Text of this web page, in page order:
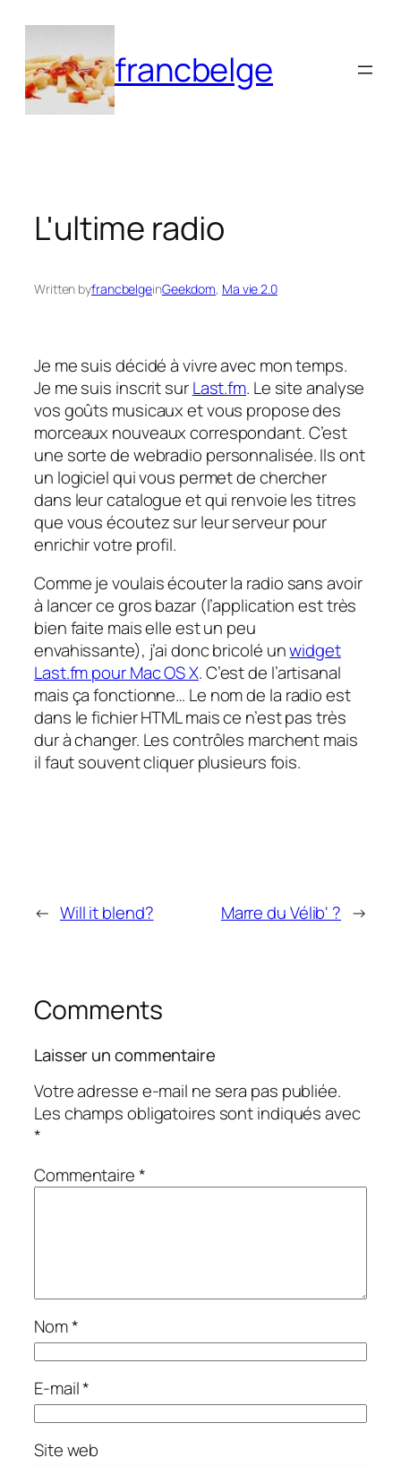
contenu
francbelge
L'ultime radio
Written byfrancbelgeinGeekdom, Ma vie 2.0
Je me suis décidé à vivre avec mon temps.
Je me suis inscrit surLast.fm. Le site analyse
vos goûts musicaux et vous propose des
morceaux nouveaux correspondant. C’est
une sorte dewebradio personnalisée. Ils ont
un logiciel qui vous permet de chercher
dans leur catalogue et qui renvoie les titres
que vous écoutez sur leur serveur pour
enrichir votre profil.
Comme je voulais écouter la radio sans avoir
à lancer ce gros bazar (l’application est très
bien faite mais elle est un peu
envahissante), j’ai donc bricolé unwidget
Last.fm pour Mac OS X. C’est de l’artisanal
mais ça fonctionne… Le nom de la radio est
dans le fichier HTML mais ce n’est pas très
dur à changer. Les contrôles marchent mais
il faut souvent cliquer plusieurs fois.
← Will it blend? Marre du Vélib' ? →
Comments
Laisser un commentaire
Votre adresse e-mail ne sera pas publiée.
Les champs obligatoires sont indiqués avec
*
Commentaire*
Nom*
E-mail*
Site web